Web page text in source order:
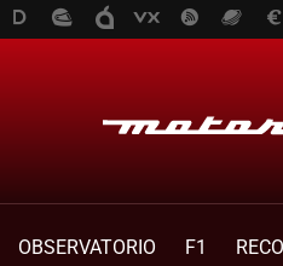
OBSERVATORIO F1